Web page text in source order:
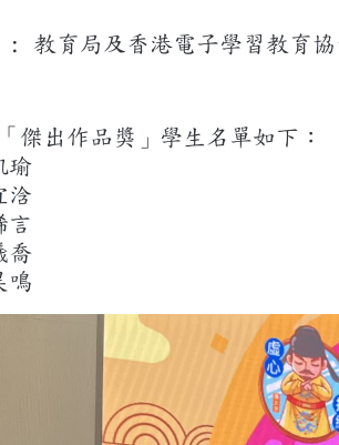
: 教育局及香港電子學習教育協
傑出作品獎」學生名單如下：
瑜
浛
言
喬
鳴